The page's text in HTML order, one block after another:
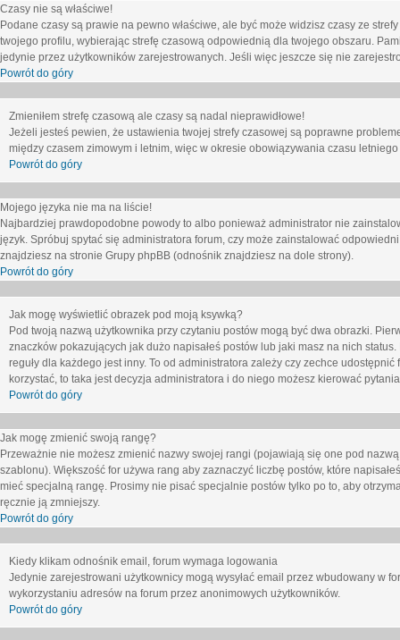
Czasy nie są właściwe!
Podane czasy są prawie na pewno właściwe, ale być może widzisz czasy ze
twojego profilu, wybierając strefę czasową odpowiednią dla twojego obszaru.
jedynie przez użytkowników zarejestrowanych. Jeśli więc jeszcze się nie
Powrót do góry
Zmieniłem strefę czasową ale czasy są nadal nieprawidłowe!
Jeżeli jesteś pewien, że ustawienia twojej strefy czasowej są poprawne
między czasem zimowym i letnim, więc w okresie obowiązywania czasu
Powrót do góry
Mojego języka nie ma na liście!
Najbardziej prawdopodobne powody to albo ponieważ administrator nie
język. Spróbuj spytać się administratora forum, czy może zainstalować
znajdziesz na stronie Grupy phpBB (odnośnik znajdziesz na dole strony).
Powrót do góry
Jak mogę wyświetlić obrazek pod moją ksywką?
Pod twoją nazwą użytkownika przy czytaniu postów mogą być dwa obrazki.
znaczków pokazujących jak dużo napisałeś postów lub jaki masz na nich
reguły dla każdego jest inny. To od administratora zależy czy zechce
korzystać, to taka jest decyzja administratora i do niego możesz kierować
Powrót do góry
Jak mogę zmienić swoją rangę?
Przeważnie nie możesz zmienić nazwy swojej rangi (pojawiają się one pod
szablonu). Większość for używa rang aby zaznaczyć liczbę postów, które
mieć specjalną rangę. Prosimy nie pisać specjalnie postów tylko po to, aby
ręcznie ją zmniejszy.
Powrót do góry
Kiedy klikam odnośnik email, forum wymaga logowania
Jedynie zarejestrowani użytkownicy mogą wysyłać email przez wbudowany w
wykorzystaniu adresów na forum przez anonimowych użytkowników.
Powrót do góry